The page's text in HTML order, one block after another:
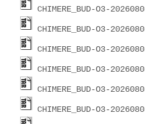
CHIMERE_BUD-O3-
CHIMERE_BUD-O3-
CHIMERE_BUD-O3-
CHIMERE_BUD-O3-
CHIMERE_BUD-O3-
CHIMERE_BUD-O3-